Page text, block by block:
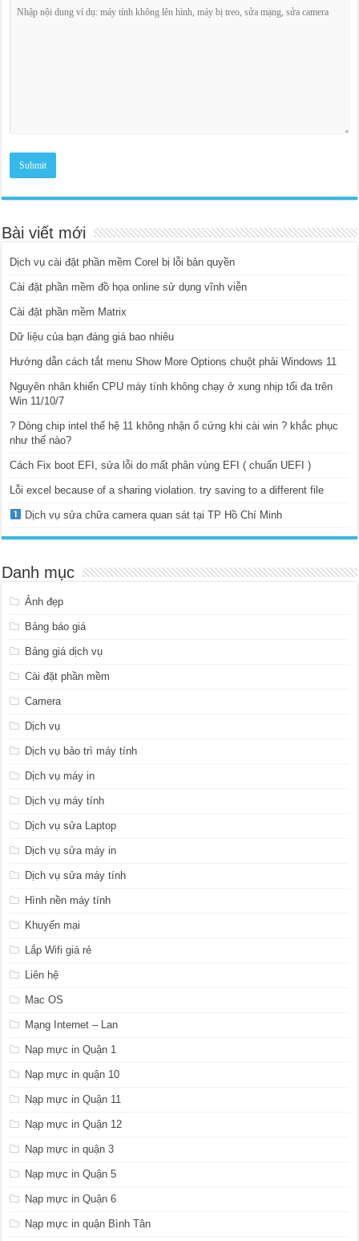
Bài viết mới
Dịch vụ cài đặt phần mềm Corel bị lỗi bản quyền
Cài đặt phần mềm đồ họa online sử dụng vĩnh viễn
Cài đặt phần mềm Matrix
Dữ liệu của bạn đáng giá bao nhiêu
Hướng dẫn cách tắt menu Show More Options chuột phải Windows 11
Nguyên nhân khiến CPU máy tính không chạy ở xung nhịp tối đa trên
Win 11/10/7
? Dòng chip intel thế hệ 11 không nhận ổ cứng khi cài win ? khắc phục
như thế nào?
Cách Fix boot EFI, sửa lỗi do mất phân vùng EFI ( chuẩn UEFI )
Lỗi excel because of a sharing violation. try saving to a different file
Dịch vụ sửa chữa camera quan sát tại TP Hồ Chí Minh
Danh mục
Ảnh đẹp
Bảng báo giá
Bảng giá dịch vụ
Cài đặt phần mềm
Camera
Dịch vụ
Dịch vụ bảo trì máy tính
Dịch vụ máy in
Dịch vụ máy tính
Dịch vụ sửa Laptop
Dịch vụ sửa máy in
Dịch vụ sửa máy tính
Hình nền máy tính
Khuyến mại
Lắp Wifi giá rẻ
Liên hệ
Mac OS
Mạng Internet – Lan
Nạp mực in Quận 1
Nạp mực in quận 10
Nạp mực in Quận 11
Nạp mực in Quận 12
Nạp mực in quận 3
Nạp mực in Quận 5
Nạp mực in Quận 6
Nạp mực in quận Bình Tân